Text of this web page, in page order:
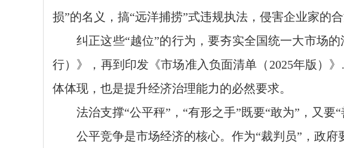
损”的名义，搞“远洋捕捞”式违规执法，侵害企业家的
纠正这些“越位”的行为，要夯实全国统一大市场
行）》，再到印发《市场准入负面清单（2025年版
体体现，也是提升经济治理能力的必然要求。
法治支撑“公平秤”，“有形之手”既要“敢为”，又要“
公平竞争是市场经济的核心。作为“裁判员”，政府